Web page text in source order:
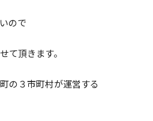
ので
て頂きます。
の３市町村が運営する